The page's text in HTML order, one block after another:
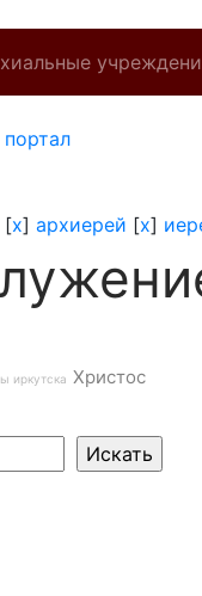
[x] архиерей [x]
иркутска Христос